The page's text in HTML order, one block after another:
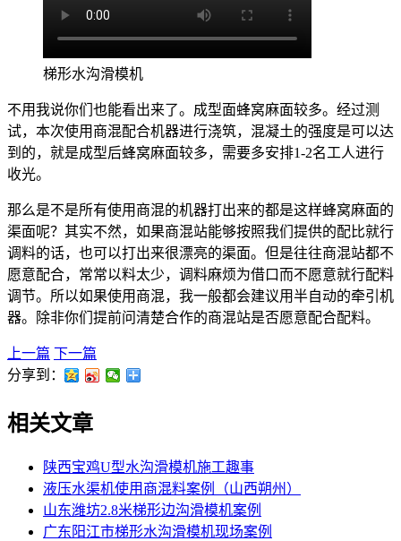
梯形水沟滑模机
不用我说你们也能看出来了。成型面蜂窝麻面较多。经过测
试，本次使用商混配合机器进行浇筑，混凝土的强度是可以达
到的，就是成型后蜂窝麻面较多，需要多安排1-2名工人进行
收光。
那么是不是所有使用商混的机器打出来的都是这样蜂窝麻面的
渠面呢？其实不然，如果商混站能够按照我们提供的配比就行
调料的话，也可以打出来很漂亮的渠面。但是往往商混站都不
愿意配合，常常以料太少，调料麻烦为借口而不愿意就行配料
调节。所以如果使用商混，我一般都会建议用半自动的牵引机
器。除非你们提前问清楚合作的商混站是否愿意配合配料。
上一篇 下一篇
分享到：
相关文章
陕西宝鸡U型水沟滑模机施工趣事
液压水渠机使用商混料案例（山西朔州）
山东潍坊2.8米梯形边沟滑模机案例
广东阳江市梯形水沟滑模机现场案例